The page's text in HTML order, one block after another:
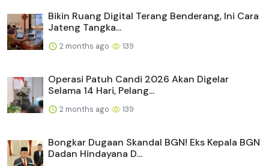
Bikin Ruang Digital Terang Benderang, Ini Cara
Jateng Tangka...
2 months ago 139
Operasi Patuh Candi 2026 Akan Digelar
Selama 14 Hari, Pelang...
2 months ago 139
Bongkar Dugaan Skandal BGN! Eks Kepala BGN
Dadan Hindayana D...